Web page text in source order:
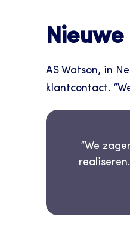
AS Watson, in
klantcontact.
“We